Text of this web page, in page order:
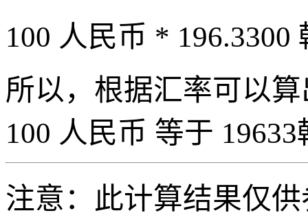
100 人民币 * 196.3300
所以，根据汇率可以
100 人民币 等于
注意：此计算结果仅